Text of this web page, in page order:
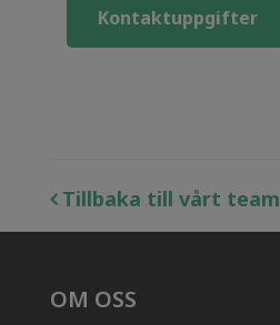
Kontaktuppgifter
Tillbaka till vårt team
OM OSS